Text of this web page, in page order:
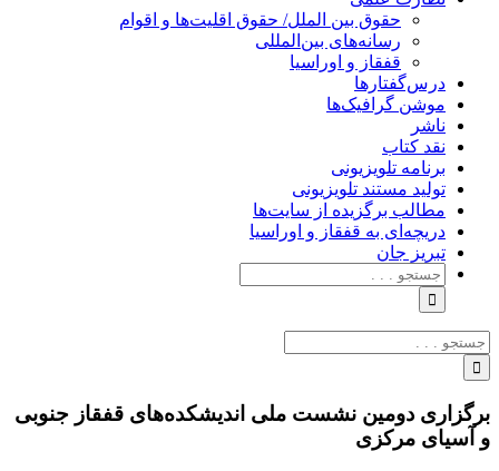
حقوق بین الملل/ حقوق اقلیت‌ها و اقوام
رسانه‌های بین‌المللی
قفقاز و اوراسیا
درس‌گفتارها
موشن گرافیک‌ها
ناشر
نقد کتاب
برنامه‌ تلویزیونی
تولید مستند تلویزیونی
مطالب برگزیده از سایت‌ها
دریچه‌ای به قفقاز و اوراسیا
تبریزِ جان
جستجو
برای:
جستجو
برای:
برگزاری دومین نشست ملی اندیشکده‌های قفقاز جنوبی
و آسیای مرکزی